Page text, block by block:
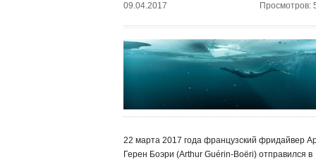
09.04.2017 Просмотров:
22 марта 2017 года французский фридайвер
Герен Боэри (Arthur Guérin-Boëri) отправился в